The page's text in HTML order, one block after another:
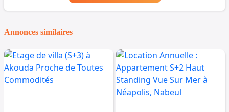
Annonces similaires